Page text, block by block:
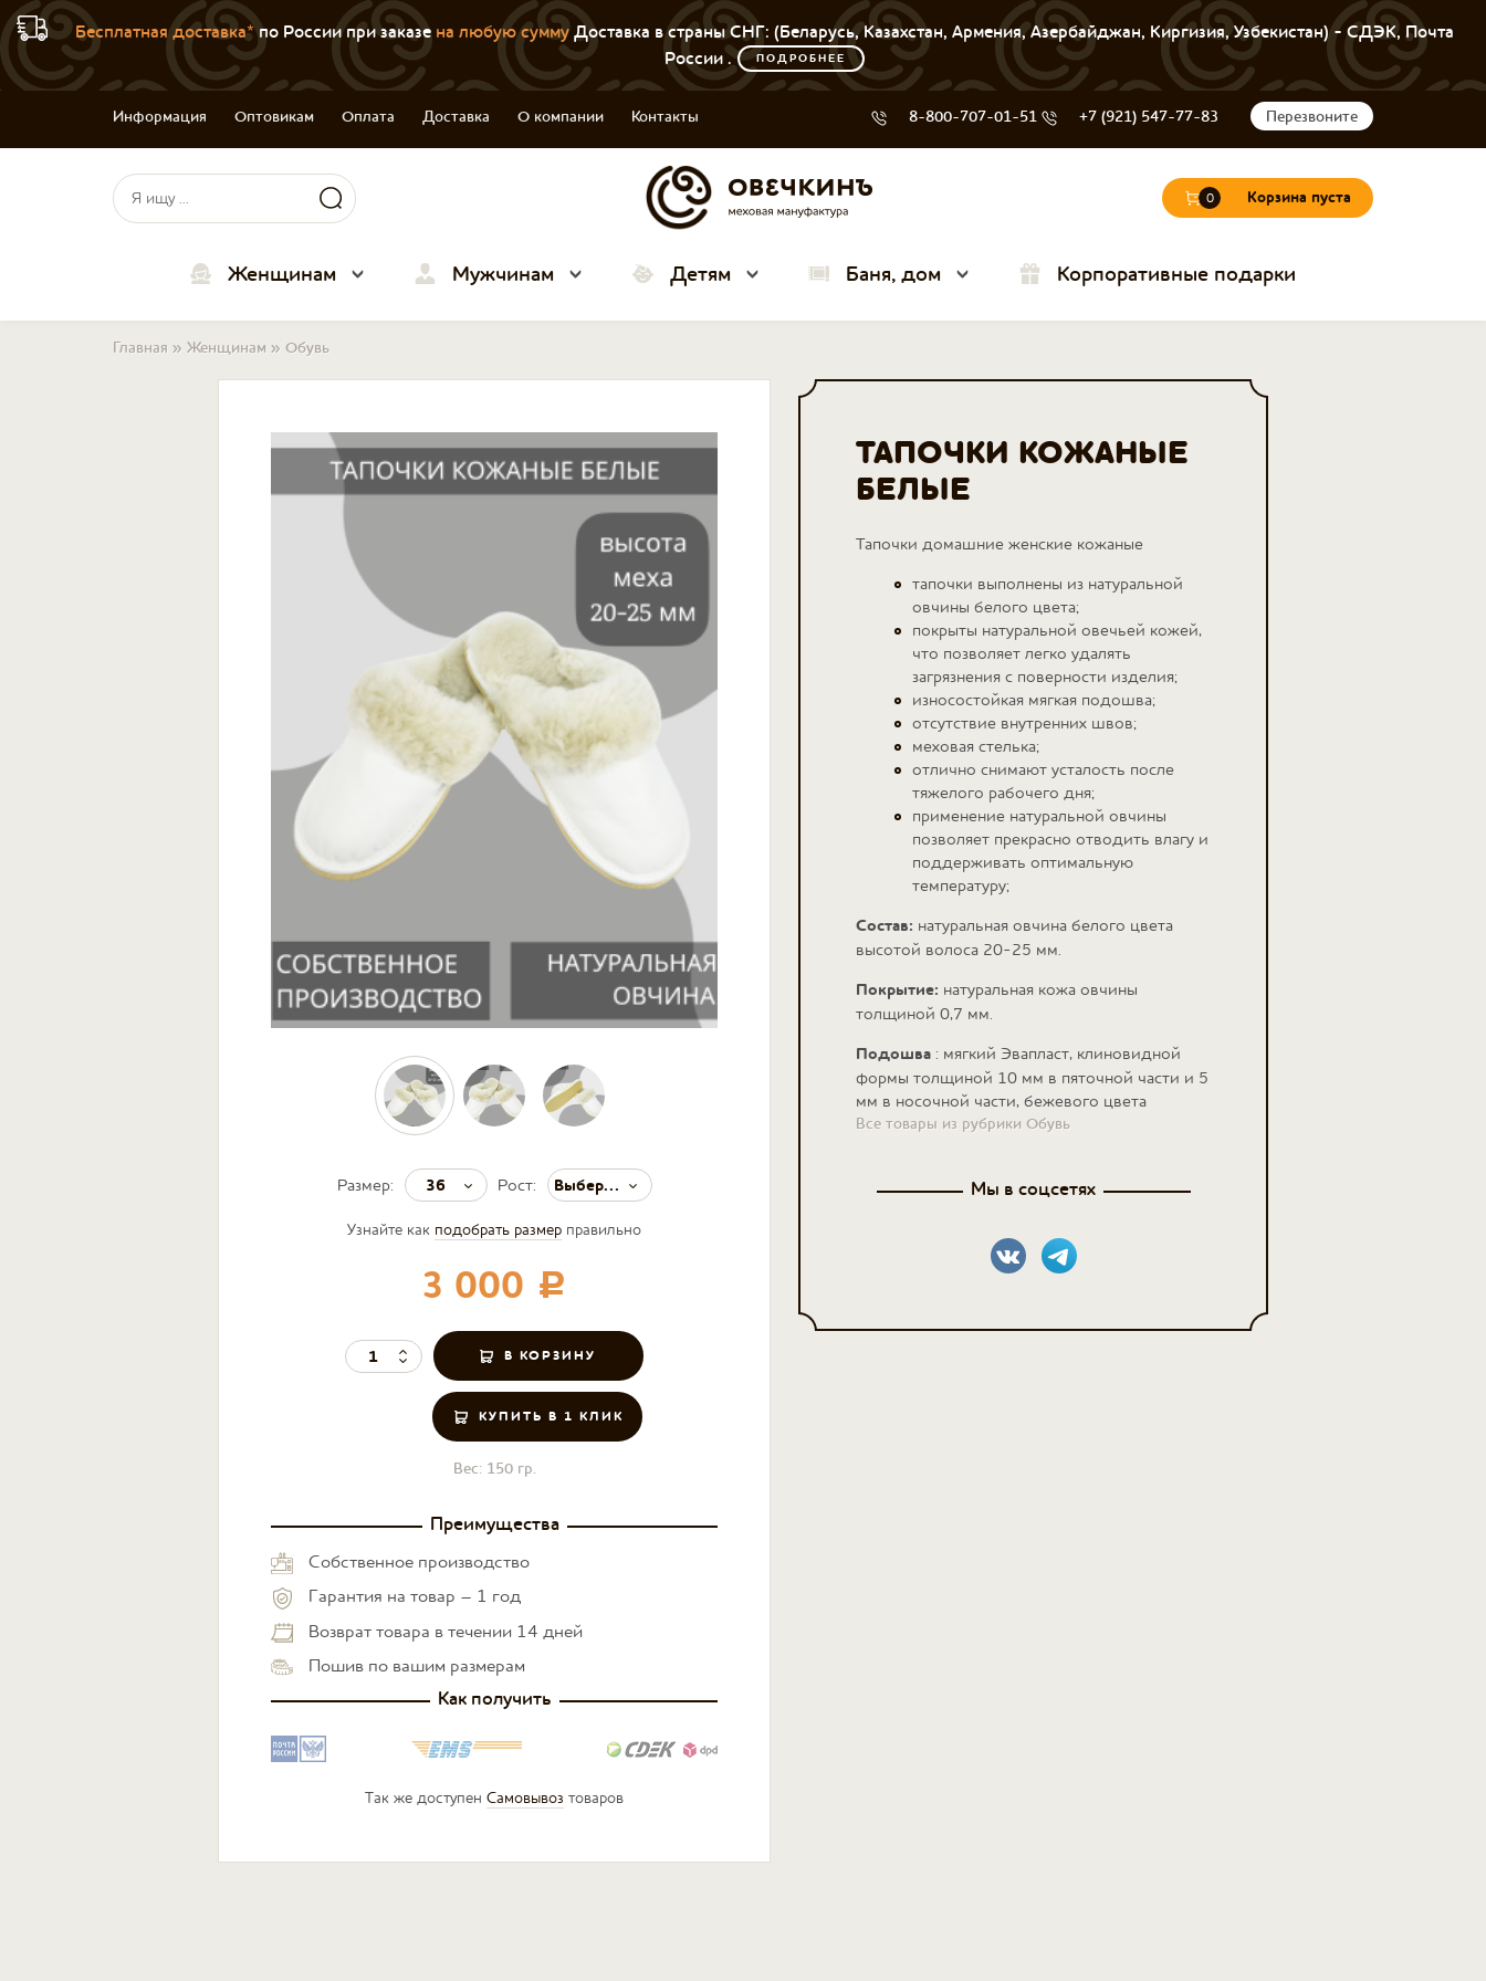
Бесплатная доставка*по России при заказе на любую суммуДоставка в страны СНГ: (Беларусь, Казахстан, Армения, Азербайджан, Киргизия, Узбекистан) - СДЭК, Почта
России .
ПОДРОБНЕЕ
Информация Оптовикам Оплата Доставка О компании Контакты 8-800-707-01-51 +7 (921) 547-77-83 Перезвоните
Форма поиска
Поиск
0 Корзина пуста
Женщинам Мужчинам Детям Баня, дом Корпоративные подарки
Вы здесь
Главная » Женщинам » Обувь
Узнайте как подобрать размер правильно
3 000 c
Размер: 36 Рост: Выберите значение
КУПИТЬ В 1 КЛИК
Вес: 150 гр.
Преимущества
Собственное производство
Гарантия на товар – 1 год
Возврат товара в течении 14 дней
Пошив по вашим размерам
Как получить
Так же доступен Самовывоз товаров
ТАПОЧКИ КОЖАНЫЕ
БЕЛЫЕ
Тапочки домашние женские кожаные
тапочки выполнены из натуральной
овчины белого цвета;
покрыты натуральной овечьей кожей,
что позволяет легко удалять
загрязнения с поверности изделия;
износостойкая мягкая подошва;
отсутствие внутренних швов;
меховая стелька;
отлично снимают усталость после
тяжелого рабочего дня;
применение натуральной овчины
позволяет прекрасно отводить влагу и
поддерживать оптимальную
температуру;
Состав: натуральная овчина белого цвета
высотой волоса 20-25 мм.
Покрытие: натуральная кожа овчины
толщиной 0,7 мм.
Подошва : мягкий Эвапласт, клиновидной
формы толщиной 10 мм в пяточной части и 5
мм в носочной части, бежевого цвета
Все товары из рубрики Обувь
Мы в соцсетях